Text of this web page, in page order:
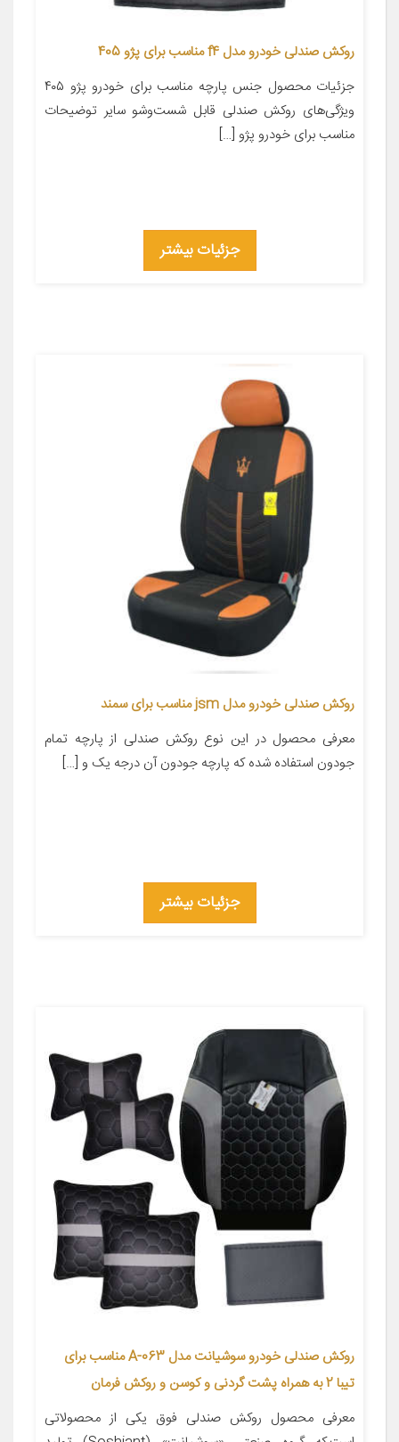
روکش صندلی خودرو مدل f4 مناسب برای پژو 405
جزئیات محصول جنس پارچه مناسب برای خودرو پژو ۴۰۵
ویژگی‌های روکش صندلی قابل شست‌وشو سایر توضیحات
مناسب برای خودرو پژو […]
جزئیات بیشتر
روکش صندلی خودرو مدل jsm مناسب برای سمند
معرفی محصول در این نوع روکش صندلی از پارچه تمام
جودون استفاده شده که پارچه جودون آن درجه یک و […]
جزئیات بیشتر
روکش صندلی خودرو سوشیانت مدل A-063 مناسب برای
تیبا 2 به همراه پشت گردنی و کوسن و روکش فرمان
معرفی محصول روکش صندلی فوق یکی از محصولاتی